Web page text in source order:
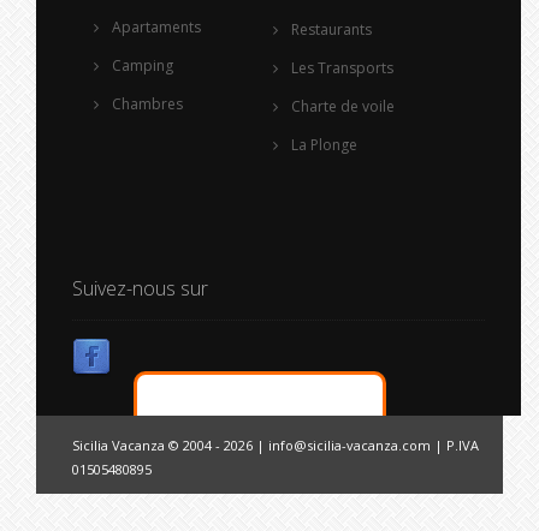
Apartaments
Camping
Chambres
Restaurants
Les Transports
Charte de voile
La Plonge
Suivez-nous sur
Sicilia Vacanza © 2004 - 2026 | info@sicilia-vacanza.com | P.IVA
01505480895